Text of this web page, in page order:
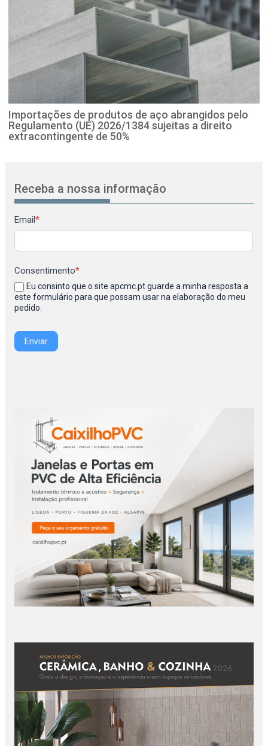
Importações de produtos de aço abrangidos pelo
Regulamento (UE) 2026/1384 sujeitas a direito
extracontingente de 50%
Receba a nossa informação
Newsletter
Email*
Consentimento*
Eu consinto que o site apcmc.pt guarde a minha resposta a
este formulário para que possam usar na elaboração do meu
pedido.
Enviar